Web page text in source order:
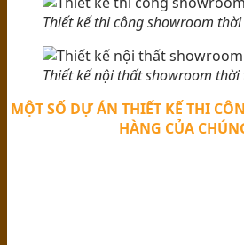
Thiết kế thi công showroom
Thiết kế nội thất showroom
MỘT SỐ DỰ ÁN THIẾT KẾ THI
HÀNG CỦA